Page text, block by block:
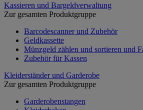
Kassieren und Bargeldverwaltung
Zur gesamten Produktgruppe
Barcodescanner und Zubehör
Geldkassette
Münzgeld zählen und sortieren und
Zubehör für Kassen
Kleiderständer und Garderobe
Zur gesamten Produktgruppe
Garderobenstangen